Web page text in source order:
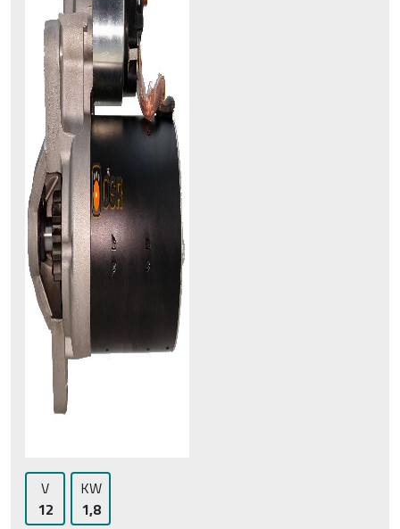
V
12
KW
1,8